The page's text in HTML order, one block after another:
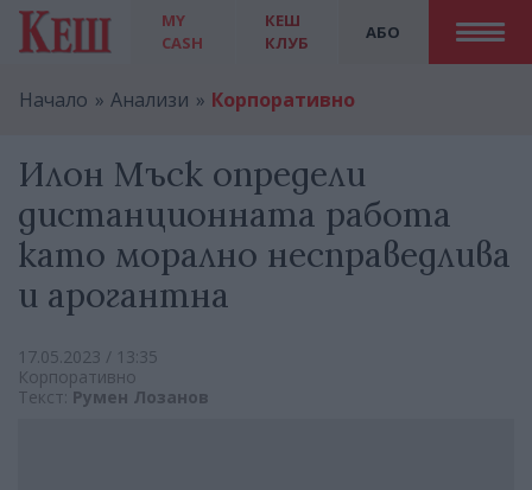
MY
CASH
АБО
КЕШ
КЛУБ
Начало Анализи Корпоративно
Илон Мъск определи
дистанционната работа
като морално несправедлива
и арогантна
17.05.2023 / 13:35
Корпоративно
Текст: Румен Лозанов